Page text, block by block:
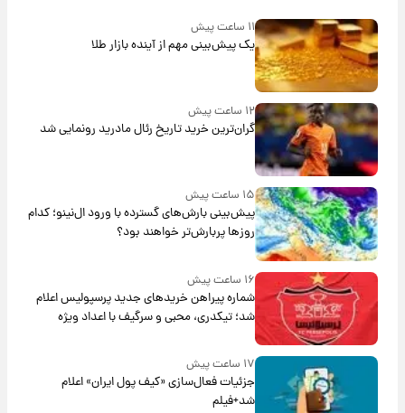
۱۱ ساعت پیش
یک پیش‌بینی مهم از آینده بازار طلا
۱۲ ساعت پیش
گران‌ترین خرید تاریخ رئال مادرید رونمایی شد
۱۵ ساعت پیش
پیش‌بینی بارش‌های گسترده با ورود ال‌نینو؛ کدام
روزها پربارش‌تر خواهند بود؟
۱۶ ساعت پیش
شماره پیراهن خریدهای جدید پرسپولیس اعلام
شد؛ تیکدری، محبی و سرگیف با اعداد ویژه
۱۷ ساعت پیش
جزئیات فعال‌سازی «کیف پول ایران» اعلام
شد+فیلم